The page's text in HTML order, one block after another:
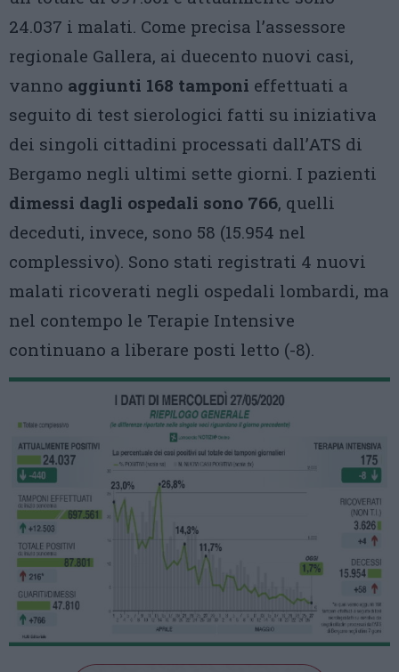
24.037 i malati. Come precisa l’assessore
regionale Gallera, ai duecento nuovi casi,
vanno aggiunti 168 tamponi effettuati a
seguito di test sierologici fatti su iniziativa
dei singoli cittadini processati dall’ATS di
Bergamo negli ultimi sette giorni. I pazienti
dimessi dagli ospedali sono 766, quelli
deceduti, invece, sono 58 (15.954 nel
complessivo). Sono stati registrati 4 nuovi
malati ricoverati negli ospedali lombardi, ma
nel contempo le Terapie Intensive
continuano a liberare posti letto (-8).